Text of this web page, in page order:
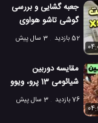
جعبه گشایی و بررسی
گوشی تاشو هواوی
میت ایکس اس 2!
52 بازدید
3 سال پیش
مقایسه دوربین
شیائومی 13 پرو، ویوو
ایکس 90 پرو+ و میت
76 بازدید
3 سال پیش